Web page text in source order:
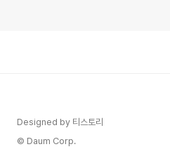
Designed by 티스토리
© Daum Corp.